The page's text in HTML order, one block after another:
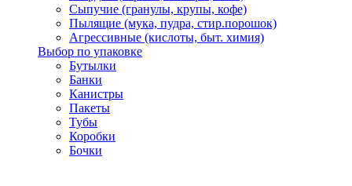
Сыпучие (гранулы, крупы, кофе)
Пылящие (мука, пудра, стир.порошок)
Агрессивные (кислоты, быт. химия)
Выбор по упаковке
Бутылки
Банки
Канистры
Пакеты
Тубы
Коробки
Бочки